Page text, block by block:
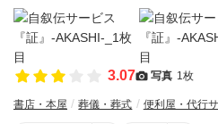
3.07 写真 1枚
書店・本屋 葬儀・葬式 便利屋・代行